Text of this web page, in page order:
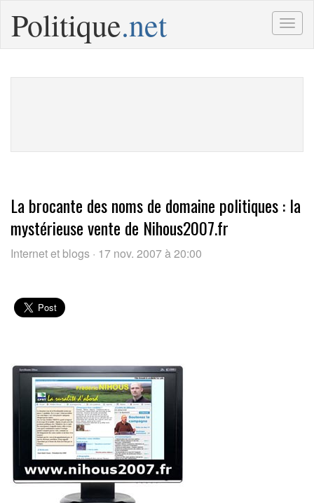
Politique.net
La brocante des noms de domaine politiques : la
mystérieuse vente de Nihous2007.fr
Internet et blogs · 17 nov. 2007 à 20:00